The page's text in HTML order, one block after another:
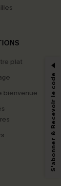
plat
bienvenue
des e-mails
et
que des
à notre
Politique deS'abonner & Recevoir le code